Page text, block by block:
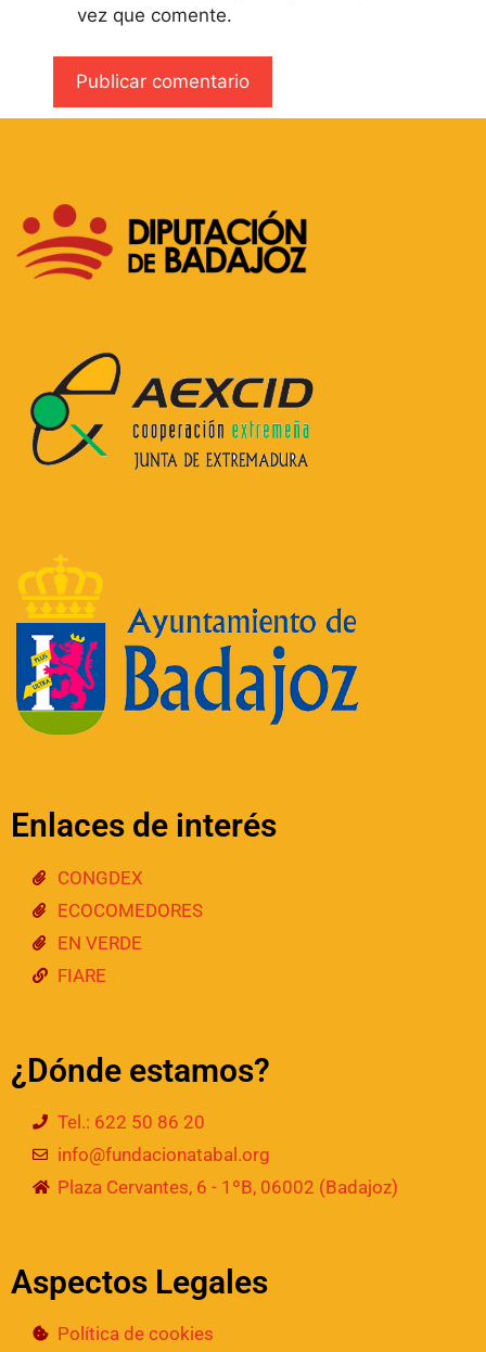
vez que comente.
e
r
n
v
e
:
Enlaces de interés
CONGDEX
ECOCOMEDORES
EN VERDE
FIARE
¿Dónde estamos?
Tel.: 622 50 86 20
info@fundacionatabal.org
Plaza Cervantes, 6 - 1ºB, 06002 (Badajoz)
Aspectos Legales
Política de cookies